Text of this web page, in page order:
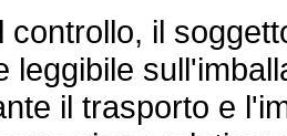
il
leggibile
il trasporto e